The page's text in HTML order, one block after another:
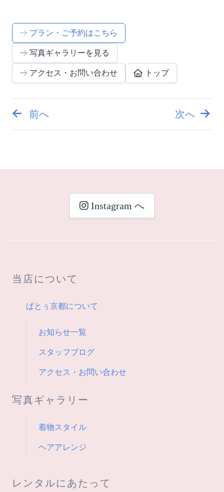
プラン・ご予約はこちら
写真ギャラリーを見る
アクセス・お問い合わせ トップ
投
ナ
ョ
ン
前へ 次へ
Instagram へ
当店について
ぱとぅ京都について
お知らせ一覧
スタッフブログ
アクセス・お問い合わせ
写真ギャラリー
着物スタイル
ヘアアレンジ
レンタルにあたって